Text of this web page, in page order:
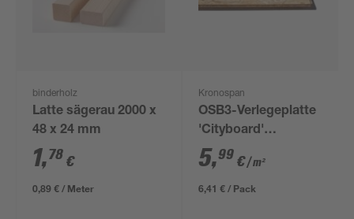
binderholz
Latte sägerau 2000 x
48 x 24 mm
1,78 €
0,89 € / Meter
Kronospan
OSB3-Verlegeplatte
'Cityboard'
ungeschliffen 1690 x
634 x 12 mm
5,99 €/ m²
6,41 € / Pack